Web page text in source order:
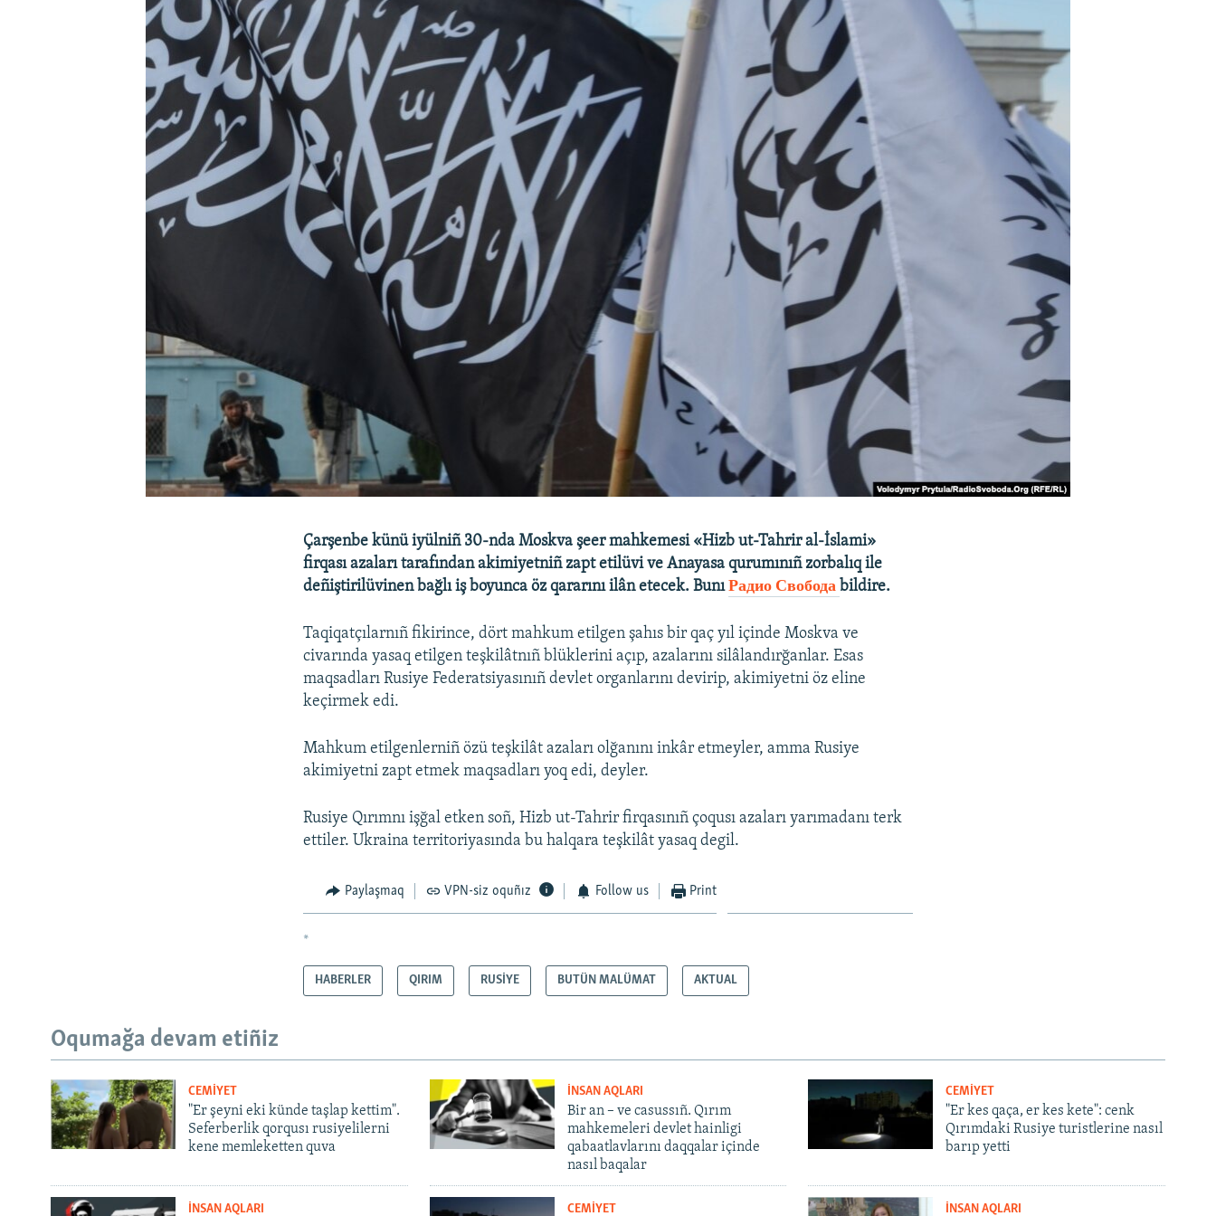
Çarşenbe künü iyülniñ 30-nda Moskva şeer mahkemesi «Hizb ut-Tahrir al-İslami»
firqası azaları tarafından akimiyetniñ zapt etilüvi ve Anayasa qurumınıñ zorbalıq ile
deñiştirilüvinen bağlı iş boyunca öz qararını ilân etecek. BunıРадио Свобода bildire.
Taqiqatçılarnıñ fikirince, dört mahkum etilgen şahıs bir qaç yıl içinde Moskva ve
civarında yasaq etilgen teşkilâtnıñ blüklerini açıp, azalarını silâlandırğanlar. Esas
maqsadları Rusiye Federatsiyasınıñ devlet organlarını devirip, akimiyetni öz eline
keçirmek edi.
Mahkum etilgenlerniñ özü teşkilât azaları olğanını inkâr etmeyler, amma Rusiye
akimiyetni zapt etmek maqsadları yoq edi, deyler.
Rusiye Qırımnı işğal etken soñ, Hizb ut-Tahrir firqasınıñ çoqusı azaları yarımadanı terk
ettiler. Ukraina territoriyasında bu halqara teşkilât yasaq degil.
Paylaşmaq VPN-siz oquñız Follow us Print
*
HABERLER QIRIM RUSİYE BUTÜN MALÜMAT AKTUAL
Oqumağa devam etiñiz
CEMİYET
"Er şeyni eki künde taşlap kettim".
Seferberlik qorqusı rusiyelilerni
kene memleketten quva
İNSAN AQLARI
Bir an – ve casussıñ. Qırım
mahkemeleri devlet hainligi
qabaatlavlarını daqqalar içinde
nasıl baqalar
CEMİYET
"Er kes qaça, er kes kete": cenk
Qırımdaki Rusiye turistlerine nasıl
barıp yetti
İNSAN AQLARI CEMİYET İNSAN AQLARI